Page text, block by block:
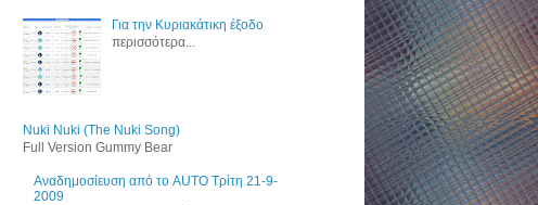
Για την Κυριακάτικη έξοδο
περισσότερα...
Nuki Nuki (The Nuki Song)
Full Version Gummy Bear
Αναδημοσίευση από το AUTO Τρίτη 21-9-
2009